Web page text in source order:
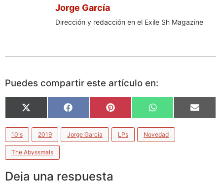
Jorge García
Dirección y redacción en el Exile Sh Magazine
Puedes compartir este artículo en:
X
(Twitter)
Facebook Pinterest WhatsApp Email
10's 2019 Jorge García LPs Novedad
The Abyssmals
Deja una respuesta